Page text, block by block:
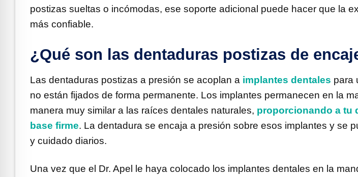
postizas sueltas o incómodas, ese soporte adicional puede hacer que la
más confiable.
¿Qué son las dentaduras postizas de
Las dentaduras postizas a presión se acoplan a implantes dentales para
no están fijados de forma permanente. Los implantes permanecen en la
manera muy similar a las raíces dentales naturales, proporcionando a tu
base firme. La dentadura se encaja a presión sobre esos implantes y se
y cuidado diarios.
Una vez que el Dr. Apel le haya colocado los implantes dentales en la